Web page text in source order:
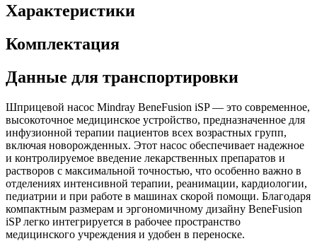
Характеристики
Комплектация
Данные для транспортировки
Шприцевой насос Mindray BeneFusion iSP — это современное,
высокоточное медицинское устройство, предназначенное для
инфузионной терапии пациентов всех возрастных групп,
включая новорожденных. Этот насос обеспечивает надежное
и контролируемое введение лекарственных препаратов и
растворов с максимальной точностью, что особенно важно в
отделениях интенсивной терапии, реанимации, кардиологии,
педиатрии и при работе в машинах скорой помощи. Благодаря
компактным размерам и эргономичному дизайну BeneFusion
iSP легко интегрируется в рабочее пространство
медицинского учреждения и удобен в переноске.